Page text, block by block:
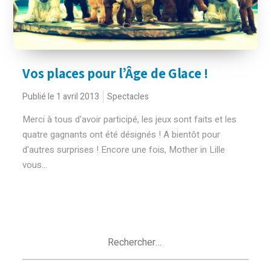
Vos places pour l’Âge de Glace !
Publié le 1 avril 2013 Spectacles
Merci à tous d'avoir participé, les jeux sont faits et les
quatre gagnants ont été désignés ! A bientôt pour
d'autres surprises ! Encore une fois, Mother in Lille
vous...